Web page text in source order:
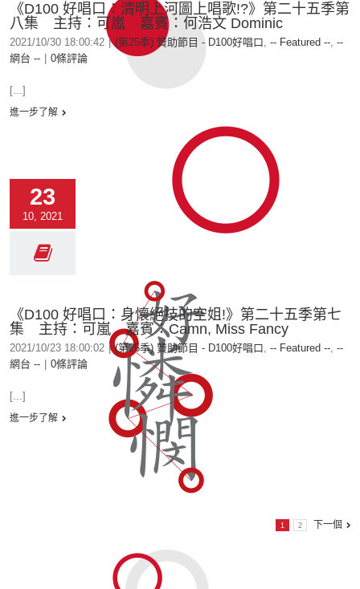
《D100 好唱口：清明上河圖上唱歌!?》第二十五季第
八集 主持：可嵐 嘉賓：何浩文 Dominic
2021/10/30 18:00:42 | (第25季) 贊助節目 - D100好唱口, -- Featured --, --
網台 --
0條評論
[...]
進一步了解
23
10, 2021
《D100 好唱口：身懷絕技的空姐!》第二十五季第七
集 主持：可嵐 嘉賓：Camn, Miss Fancy
2021/10/23 18:00:02 | (第25季) 贊助節目 - D100好唱口, -- Featured --, --
網台 --
0條評論
[...]
進一步了解
1 2 下一個